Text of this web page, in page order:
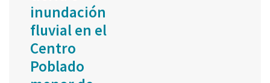
inundación
fluvial en el
Centro
Poblado